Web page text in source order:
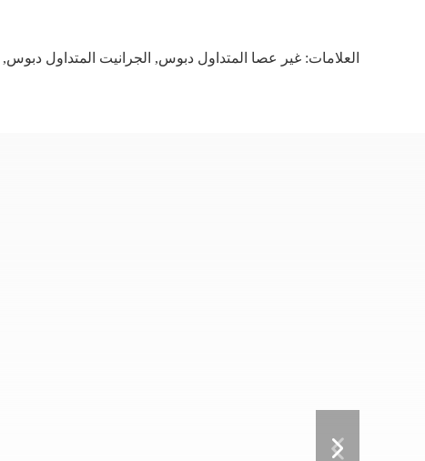
العلامات: غير عصا المتداول دبوس, الجرانيت المتداول دبوس,